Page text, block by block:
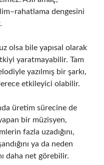
dengesini
olsa bile yapısal olarak
yaratmayabilir. Tam
yazılmış bir şarkı,
etkileyici olabilir.
üretim sürecine de
bir müzisyen,
fazla uzadığını,
ya da neden
daha net görebilir.